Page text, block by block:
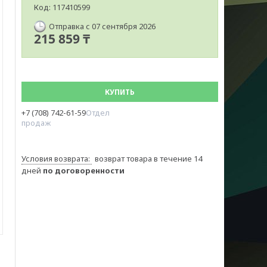
Код: 117410599
Отправка с 07 сентября 2026
215 859 ₸
КУПИТЬ
+7 (708) 742-61-59Отдел
продаж
возврат товара в течение 14
дней по договоренности